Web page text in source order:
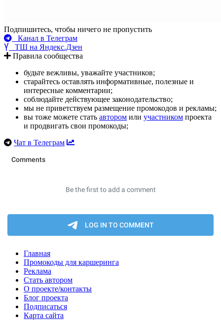
Подпишитесь, чтобы ничего не пропустить
Канал в Телеграм
ТШ на Яндекс.Дзен
Правила сообщества
будьте вежливы, уважайте участников;
старайтесь оставлять информативные, полезные и
интересные комментарии;
соблюдайте действующее законодательство;
мы не приветствуем размещение промокодов и рекламы;
вы тоже можете стать автором или участником проекта
и продвигать свои промокоды;
Чат в Телеграм
Главная
Промокоды для каршеринга
Реклама
Стать автором
О проекте/контакты
Блог проекта
Подписаться
Карта сайта